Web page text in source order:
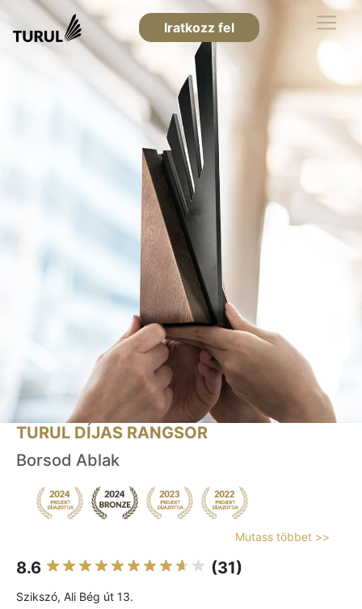
Iratkozz fel
TURUL DÍJAS RANGSOR
Borsod Ablak
Mutass többet >>
8.6 (31)
Szikszó, Ali Bég út 13.